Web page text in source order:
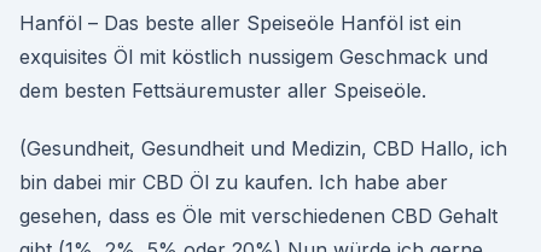
Hanföl – Das beste aller Speiseöle Hanföl ist ein
exquisites Öl mit köstlich nussigem Geschmack und
dem besten Fettsäuremuster aller Speiseöle.
(Gesundheit, Gesundheit und Medizin, CBD Hallo, ich
bin dabei mir CBD Öl zu kaufen. Ich habe aber
gesehen, dass es Öle mit verschiedenen CBD Gehalt